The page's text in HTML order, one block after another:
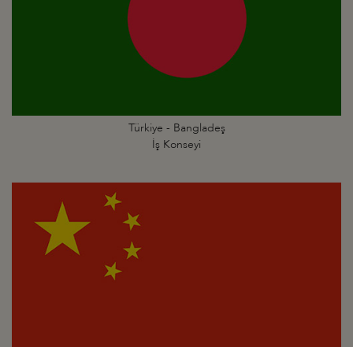
Türkiye - Bangladeş
İş Konseyi